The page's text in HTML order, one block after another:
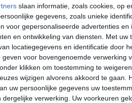
slaan informatie, zoals cookies, op
gegevens, zoals unieke
voor gepersonaliseerde advertenties en
en ontwikkeling van diensten.
Met uw
locatiegegevens en identificatie door
voor bovengenoemde verwerking
klikken om toestemming te
wijzigen alvorens akkoord te gaan.
uw persoonlijke gegevens uw
dergelijke verwerking. Uw voorkeuren
00:00
18:00 21:00 00:00
W 2 WNW 2 W 2